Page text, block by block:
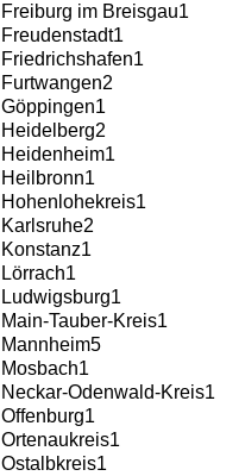
Freiburg im Breisgau1
Freudenstadt1
Friedrichshafen1
Furtwangen2
Göppingen1
Heidelberg2
Heidenheim1
Heilbronn1
Hohenlohekreis1
Karlsruhe2
Konstanz1
Lörrach1
Ludwigsburg1
Main-Tauber-Kreis1
Mannheim5
Mosbach1
Neckar-Odenwald-Kreis1
Offenburg1
Ortenaukreis1
Ostalbkreis1